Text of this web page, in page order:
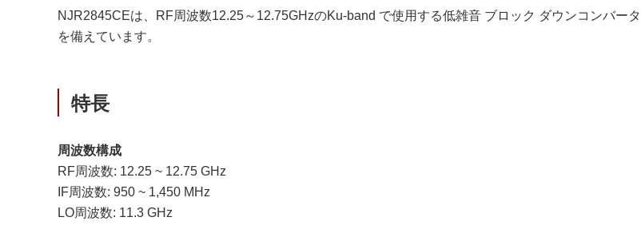
NJR2845CEは、RF周波数12.25～12.75GHzのKu-band で使用する低雑音 ブロック ダウンコンバー
を備えています。
特長
周波数構成
RF周波数: 12.25 ~ 12.75 GHz
IF周波数: 950 ~ 1,450 MHz
LO周波数: 11.3 GHz